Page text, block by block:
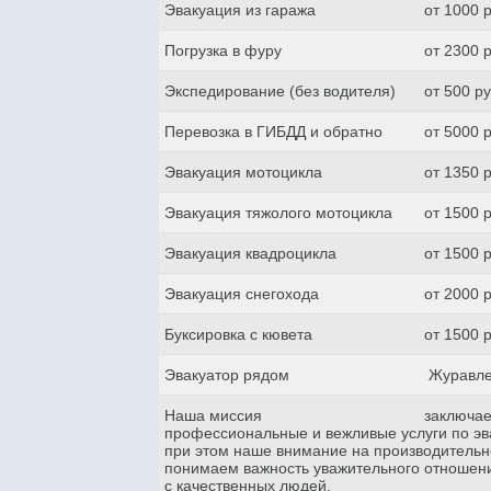
Эвакуация из гаража от 1000
Погрузка в фуру от 2300
Экспедирование (без водителя) от 500
Перевозка в ГИБДД и обратно от 5000
Эвакуация мотоцикла от 1350
Эвакуация тяжолого мотоцикла от 1500
Эвакуация квадроцикла от 1500
Эвакуация снегохода от 2000
Буксировка с кювета от 1500
Эвакуатор рядом
Наша миссия
профессиональные и вежливые услуги по
при этом наше внимание на
понимаем важность уважительного
с качественных людей.